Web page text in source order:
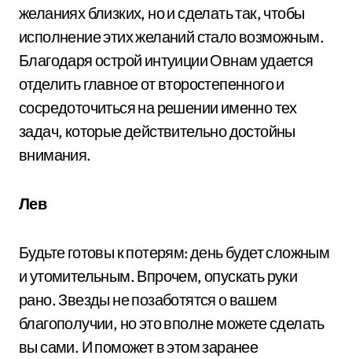
желаниях близких, но и сделать так, чтобы
исполнение этих желаний стало возможным.
Благодаря острой интуиции Овнам удается
отделить главное от второстепенного и
сосредоточиться на решении именно тех
задач, которые действительно достойны
внимания.
Лев
Будьте готовы к потерям: день будет сложным
и утомительным. Впрочем, опускать руки
рано. Звезды не позаботятся о вашем
благополучии, но это вполне можете сделать
вы сами. И поможет в этом заранее